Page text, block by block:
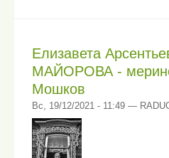
Елизавета
МАЙОРОВА -
Мошков
Вс, 19/12/2021 - 11:49 —